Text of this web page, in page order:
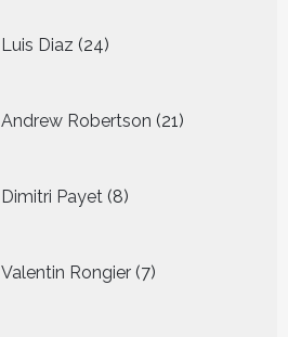
Luis Diaz 24
producten
Andrew Robertson 21
producten
Dimitri Payet 8
producten
Valentin Rongier 7
producten